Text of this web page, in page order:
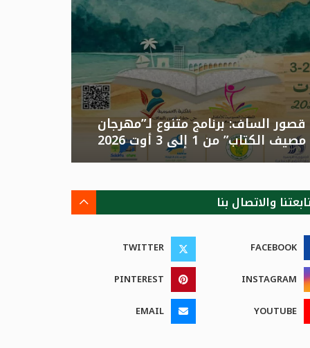
قصور الساف: برنامج متنوع لـ”مهرجان
مصيف الكتاب” من 1 إلى 3 أوت 2026
والاتصال بنا
FACEBOOK
TWITTER
INSTAGRAM
PINTEREST
YOUTUBE
EMAIL